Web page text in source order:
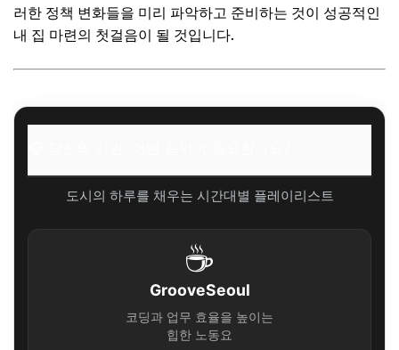
무주택 새출발, 2026년 기회를 잡아 성공적인 내 집 마련을!
러한 정책 변화들을 미리 파악하고 준비하는 것이 성공적인
내 집 마련의 첫걸음이 될 것입니다.
도시의 하루를 채우는 시간대별 플레이리스트
☕
GrooveSeoul
코딩과 업무 효율을 높이는
힙한 노동요